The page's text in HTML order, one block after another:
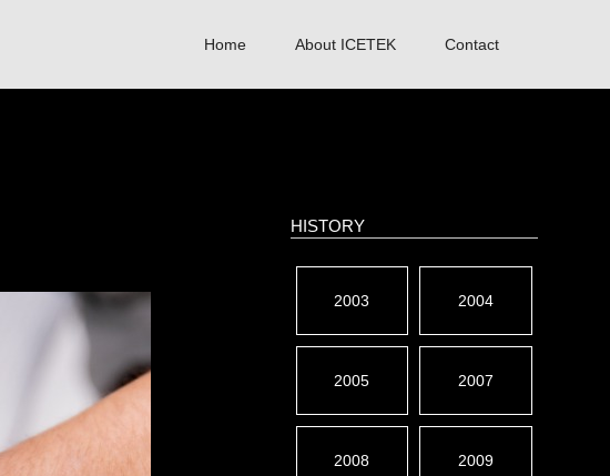
Home About ICETEK Contact
HISTORY
2003 2004
2005 2007
2008 2009